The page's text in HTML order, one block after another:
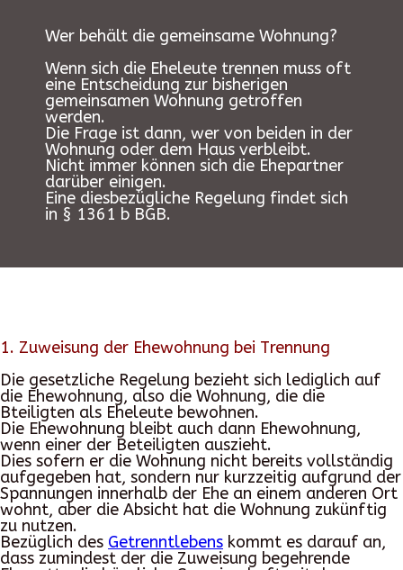
Wer behält die gemeinsame Wohnung?
Wenn sich die Eheleute trennen muss oft
eine Entscheidung zur bisherigen
gemeinsamen Wohnung getroffen
werden.
Die Frage ist dann, wer von beiden in der
Wohnung oder dem Haus verbleibt.
Nicht immer können sich die Ehepartner
darüber einigen.
Eine diesbezügliche Regelung findet sich
in § 1361 b BGB.
1. Zuweisung der Ehewohnung bei Trennung
Die gesetzliche Regelung bezieht sich lediglich auf
die Ehewohnung, also die Wohnung, die die
Bteiligten als Eheleute bewohnen.
Die Ehewohnung bleibt auch dann Ehewohnung,
wenn einer der Beteiligten auszieht.
Dies sofern er die Wohnung nicht bereits vollständig
aufgegeben hat, sondern nur kurzzeitig aufgrund der
Spannungen innerhalb der Ehe an einem anderen Ort
wohnt, aber die Absicht hat die Wohnung zukünftig
zu nutzen.
Bezüglich des Getrenntlebens kommt es darauf an,
dass zumindest der die Zuweisung begehrende